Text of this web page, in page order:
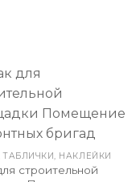
ТАБЛИЧКИ, НАКЛЕЙКИ
строительной